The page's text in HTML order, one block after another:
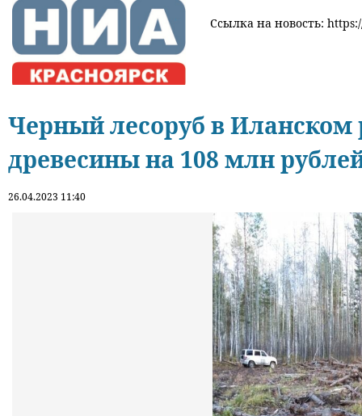
Ссылка на новость:
Черный лесоруб в Иланском
древесины на 108 млн
26.04.2023 11:40